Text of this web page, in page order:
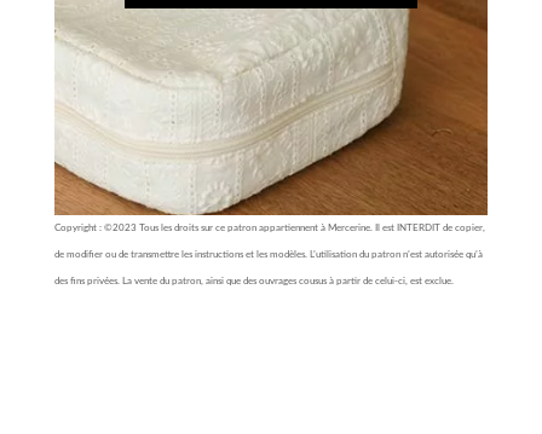
Copyright : ©2023 Tous les droits sur ce patron appartiennent à Mercerine. Il est INTERDIT de copier,
de modifier ou de transmettre les instructions et les modèles. L’utilisation du patron n’est autorisée qu’à
des fins privées. La vente du patron, ainsi que des ouvrages cousus à partir de celui-ci, est exclue.